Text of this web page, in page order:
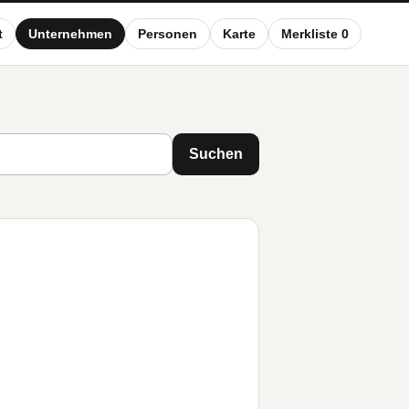
Unternehmen Personen Karte Merkliste 0
Suchen